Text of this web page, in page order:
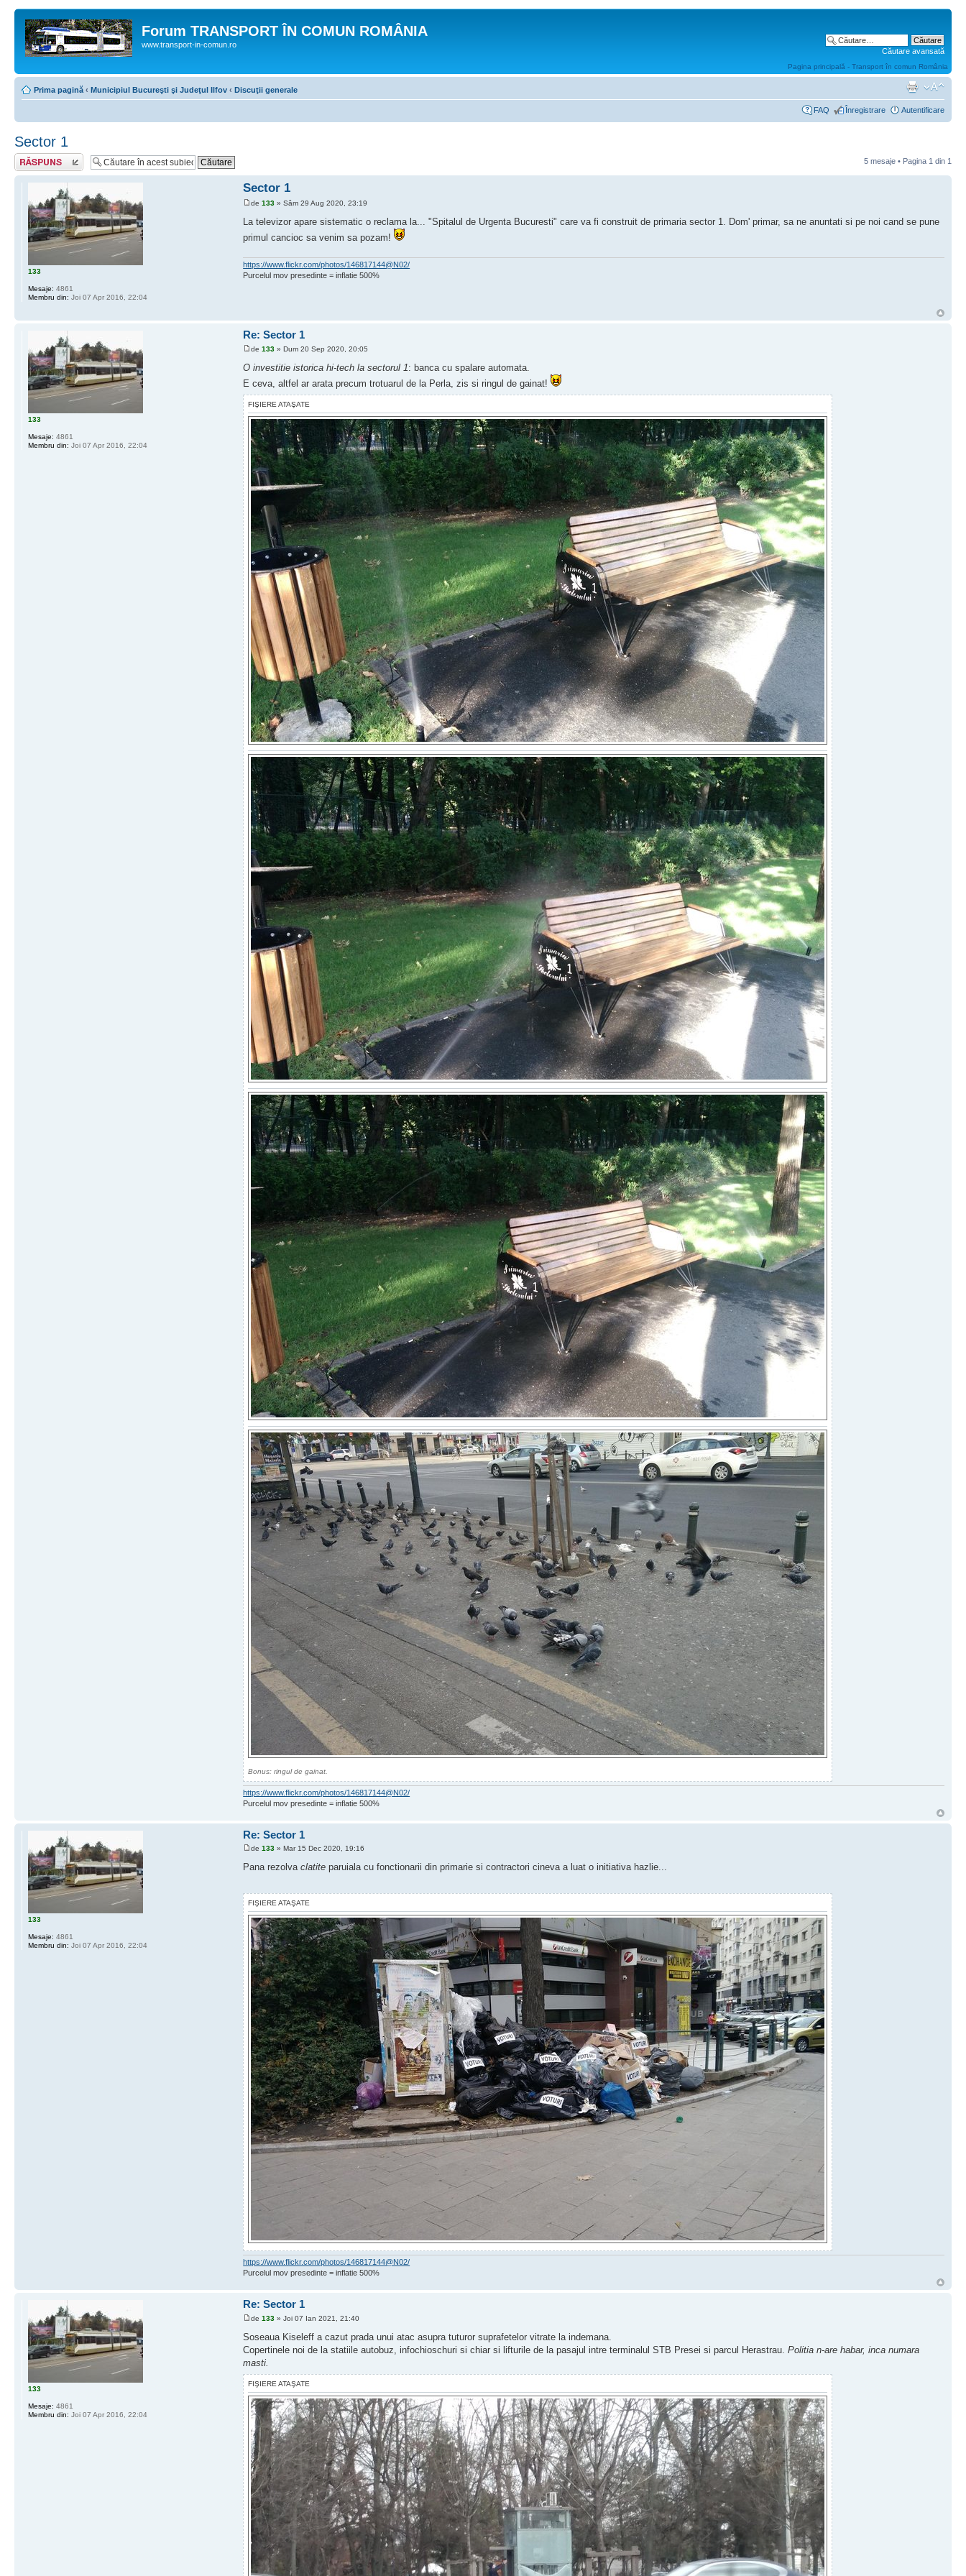
Forum TRANSPORT ÎN COMUN ROMÂNIA
www.transport-in-comun.ro
Căutare avansată
Pagina principală - Transport în comun România
Prima pagină ‹ Municipiul Bucureşti şi Judeţul Ilfov ‹ Discuţii generale
FAQ Înregistrare Autentificare
Sector 1
Răspunde 5 mesaje • Pagina 1 din 1
Sector 1
de133 » Sâm 29 Aug 2020, 23:19
La televizor apare sistematic o reclama la... "Spitalul de Urgenta Bucuresti" care va fi construit de primaria sector 1. Dom' primar, sa ne anuntati si pe noi cand se pune
primul cancioc sa venim sa pozam!
https://www.flickr.com/photos/146817144@N02/
Purcelul mov presedinte = inflatie 500%
133
Mesaje: 4861
Membru din: Joi 07 Apr 2016, 22:04
Re: Sector 1
de133 » Dum 20 Sep 2020, 20:05
O investitie istorica hi-tech la sectorul 1: banca cu spalare automata.
E ceva, altfel ar arata precum trotuarul de la Perla, zis si ringul de gainat!
FIŞIERE ATAŞATE
Bonus: ringul de gainat.
https://www.flickr.com/photos/146817144@N02/
Purcelul mov presedinte = inflatie 500%
133
Mesaje: 4861
Membru din: Joi 07 Apr 2016, 22:04
Re: Sector 1
de133 » Mar 15 Dec 2020, 19:16
Pana rezolvaclatite paruiala cu fonctionarii din primarie si contractori cineva a luat o initiativa hazlie...
FIŞIERE ATAŞATE
https://www.flickr.com/photos/146817144@N02/
Purcelul mov presedinte = inflatie 500%
133
Mesaje: 4861
Membru din: Joi 07 Apr 2016, 22:04
Re: Sector 1
de133 » Joi 07 Ian 2021, 21:40
Soseaua Kiseleff a cazut prada unui atac asupra tuturor suprafetelor vitrate la indemana.
Copertinele noi de la statiile autobuz, infochioschuri si chiar si lifturile de la pasajul intre terminalul STB Presei si parcul Herastrau.Politia n-are habar, inca numara
masti.
FIŞIERE ATAŞATE
133
Mesaje: 4861
Membru din: Joi 07 Apr 2016, 22:04